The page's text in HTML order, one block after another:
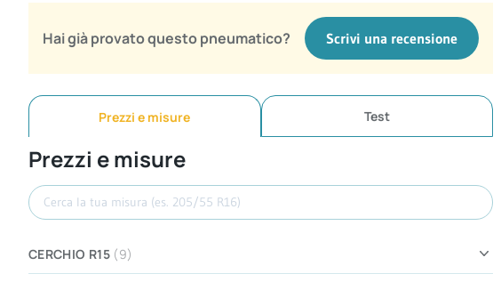
Hai già provato questo pneumatico? Scrivi una recensione
Prezzi e misure Test
Prezzi e misure
Cerca misura
CERCHIO R15 (9)